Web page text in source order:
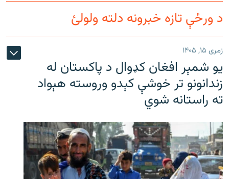
د ورځې تازه خبرونه دلته ولولئ
زمری ۱۵, ۱۴۰۵
یو شمېر افغان کډوال د پاکستان له
زندانونو تر خوشې کېدو وروسته هېواد
ته راستانه شوي